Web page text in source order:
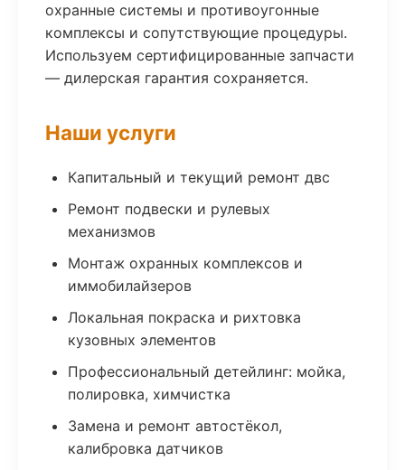
охранные системы и противоугонные
комплексы и сопутствующие процедуры.
Используем сертифицированные запчасти
— дилерская гарантия сохраняется.
Наши услуги
Капитальный и текущий ремонт двс
Ремонт подвески и рулевых
механизмов
Монтаж охранных комплексов и
иммобилайзеров
Локальная покраска и рихтовка
кузовных элементов
Профессиональный детейлинг: мойка,
полировка, химчистка
Замена и ремонт автостёкол,
калибровка датчиков